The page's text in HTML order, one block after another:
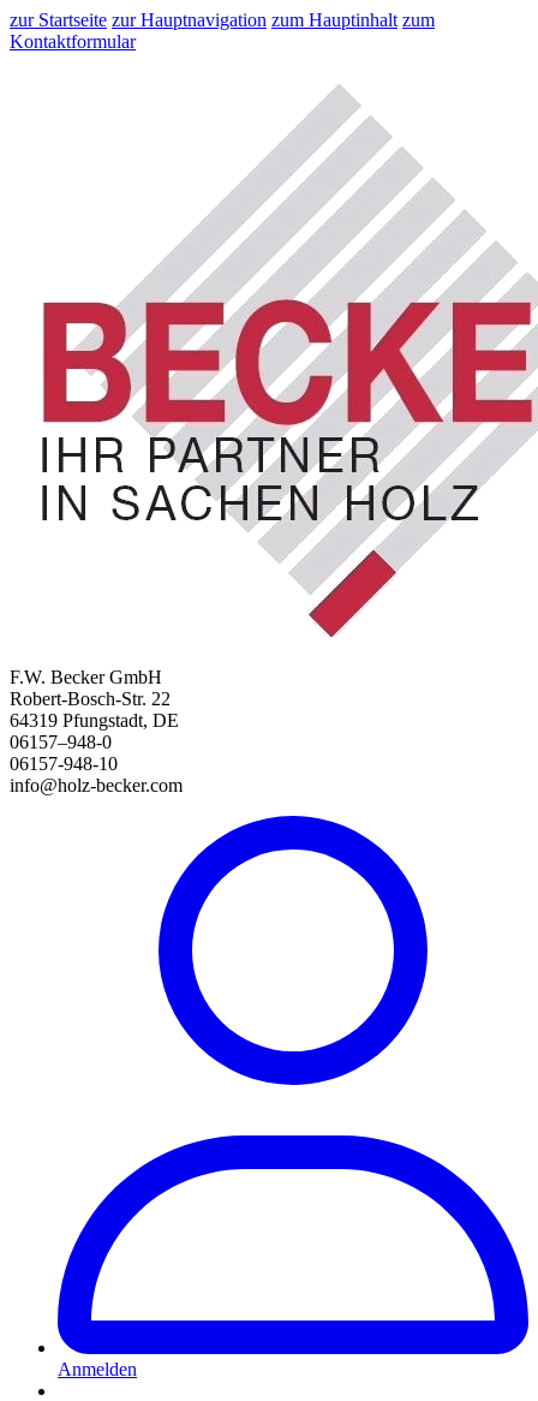
zur Startseite zur Hauptnavigation zum Hauptinhalt zum
Kontaktformular
F.W. Becker GmbH
Robert-Bosch-Str. 22
64319 Pfungstadt, DE
06157–948-0
06157-948-10
info@holz-becker.com
Anmelden